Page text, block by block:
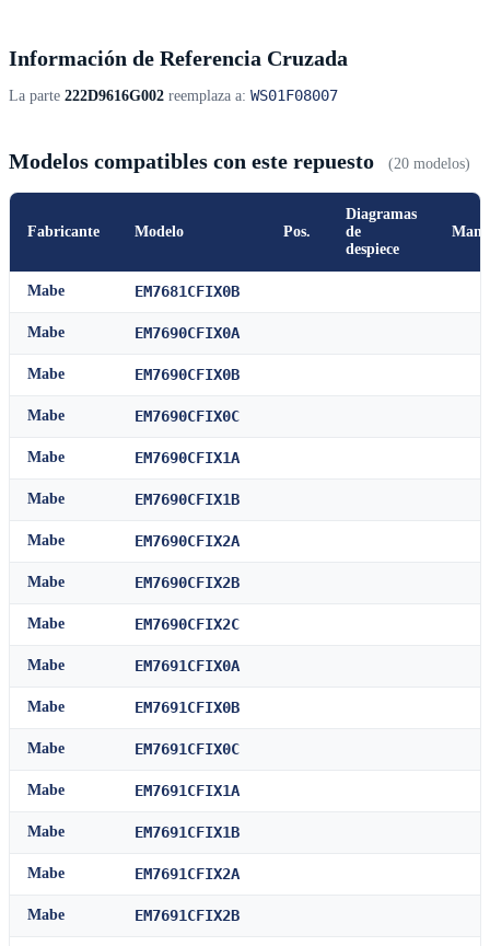
Información de Referencia Cruzada
La parte 222D9616G002 reemplaza a: WS01F08007
Modelos compatibles con este repuesto (20 modelos)
Fabricante Modelo Pos.
Diagramas
de
despiece
Mabe EM7681CFIX0B
Mabe EM7690CFIX0A
Mabe EM7690CFIX0B
Mabe EM7690CFIX0C
Mabe EM7690CFIX1A
Mabe EM7690CFIX1B
Mabe EM7690CFIX2A
Mabe EM7690CFIX2B
Mabe EM7690CFIX2C
Mabe EM7691CFIX0A
Mabe EM7691CFIX0B
Mabe EM7691CFIX0C
Mabe EM7691CFIX1A
Mabe EM7691CFIX1B
Mabe EM7691CFIX2A
Mabe EM7691CFIX2B